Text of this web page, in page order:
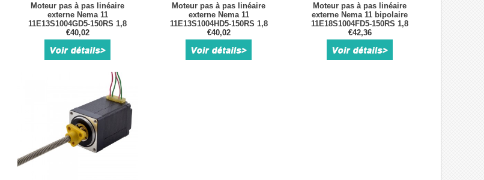
Moteur pas à pas linéaire
externe Nema 11
11E13S1004GD5-150RS 1,8
degrés 0,05Nm 1,0A plomb
2,54mm
€40,02
Moteur pas à pas linéaire
externe Nema 11
11E13S1004HD5-150RS 1,8
degrés 0,05Nm 1,0A plomb
5,08mm
€40,02
Moteur pas à pas linéaire
externe Nema 11 bipolaire
11E18S1004FD5-150RS 1,8
degrés 0,12Nm 1,0A plomb
1,27mm
€42,36